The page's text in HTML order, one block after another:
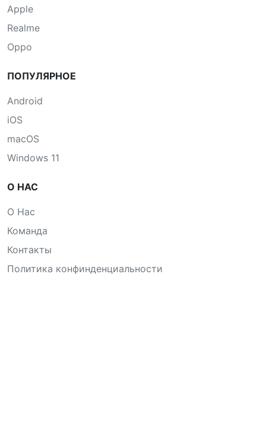
Apple
Realme
Oppo
ПОПУЛЯРНОЕ
Android
iOS
macOS
Windows 11
О НАС
О Нас
Команда
Контакты
Политика конфинденциальности